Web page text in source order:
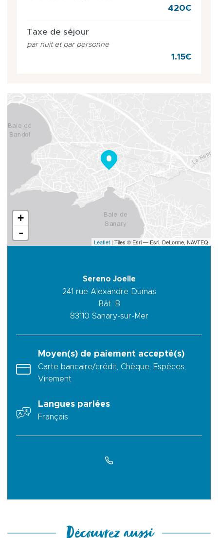
420€
Taxe de séjour
par nuit et par personne
1.15€
+
-
Leaflet | Tiles © Esri — Esri, DeLorme, NAVTEQ
Sereno Joelle
241 rue Alexandre Dumas
Bât. B
83110 Sanary-sur-Mer
Moyen(s) de paiement accepté(s)
Carte bancaire/crédit, Chèque, Espèces,
Virement
Langues parlées
Français